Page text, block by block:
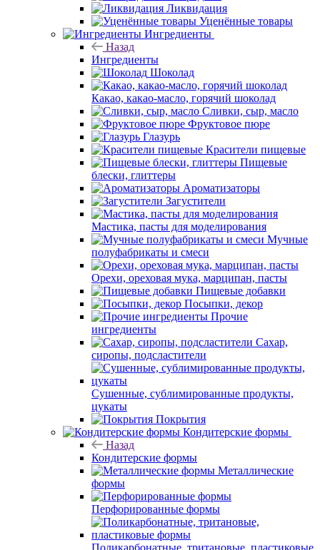
Ликвидация
Уценённые товары
Ингредиенты
Назад
Ингредиенты
Шоколад
Какао, какао-масло, горячий шоколад
Сливки, сыр, масло
Фруктовое пюре
Глазурь
Красители пищевые
Пищевые
блески, глиттеры
Ароматизаторы
Загустители
Мастика, пасты для моделирования
Мучные
полуфабрикаты и смеси
Орехи, ореховая мука, марципан, пасты
Пищевые добавки
Посыпки, декор
Прочие
ингредиенты
Сахар,
сиропы, подсластители
Сушенные, сублимированные продукты,
цукаты
Покрытия
Кондитерские формы
Назад
Кондитерские формы
Металлические
формы
Перфорированные формы
Поликарбонатные, тритановые, пластиковые